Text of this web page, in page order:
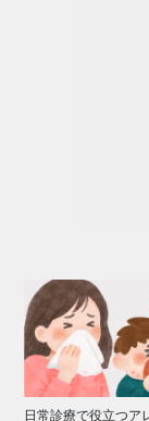
日常診療で役立つア